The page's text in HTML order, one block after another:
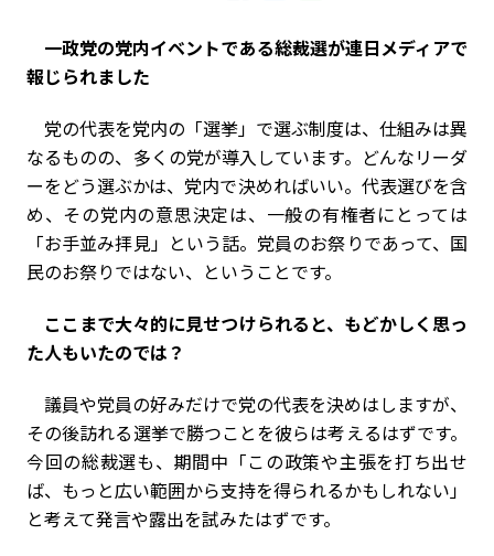
――一政党の党内イベントである総裁選が連日メディアで
報じられました
党の代表を党内の「選挙」で選ぶ制度は、仕組みは異
なるものの、多くの党が導入しています。どんなリーダ
ーをどう選ぶかは、党内で決めればいい。代表選びを含
め、その党内の意思決定は、一般の有権者にとっては
「お手並み拝見」という話。党員のお祭りであって、国
民のお祭りではない、ということです。
――ここまで大々的に見せつけられると、もどかしく思っ
た人もいたのでは？
議員や党員の好みだけで党の代表を決めはしますが、
その後訪れる選挙で勝つことを彼らは考えるはずです。
今回の総裁選も、期間中「この政策や主張を打ち出せ
ば、もっと広い範囲から支持を得られるかもしれない」
と考えて発言や露出を試みたはずです。